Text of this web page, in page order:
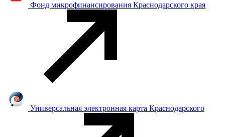
Фонд микрофинансирования Краснодарского края
Универсальная электронная карта Краснодарского